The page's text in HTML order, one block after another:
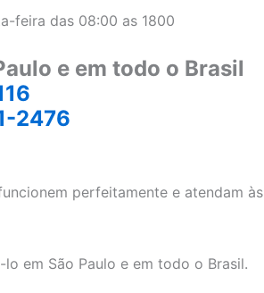
feira das 08:00 as 1800
e em todo o Brasil
2476
perfeitamente e atendam às
em São Paulo e em todo o Brasil.